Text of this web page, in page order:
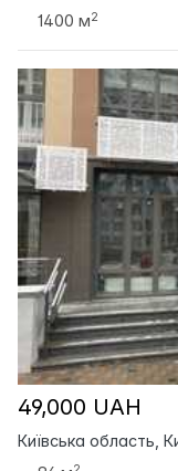
1400 м2
49,000 UAH
Київська область,